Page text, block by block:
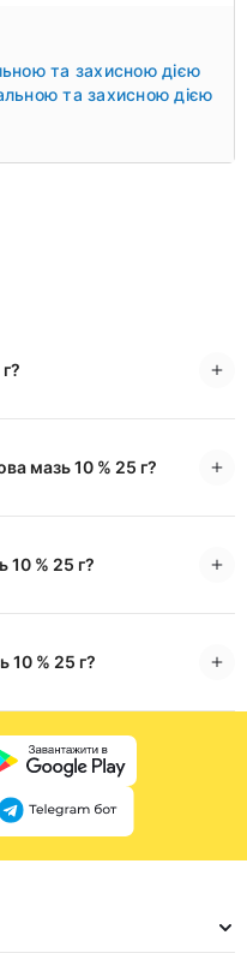
та захисною дією
та захисною дією
мазь 10 % 25 г?
10 % 25 г?
10 % 25 г?